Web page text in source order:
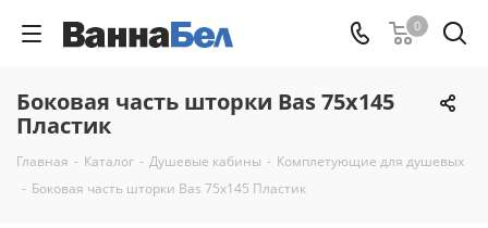
0
Боковая часть шторки Bas 75x145
Пластик
Главная - Каталог - Душевые кабины - Комплетующие для душевых
- Боковая часть шторки Bas 75x145 Пластик